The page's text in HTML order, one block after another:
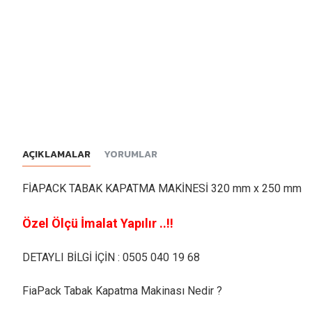
AÇIKLAMALAR YORUMLAR
FİAPACK TABAK KAPATMA MAKİNESİ 320 mm x 250 mm ​
Özel Ölçü İmalat Yapılır ..!!
DETAYLI BİLGİ İÇİN : 0505 040 19 68
FiaPack Tabak Kapatma Makinası Nedir ?